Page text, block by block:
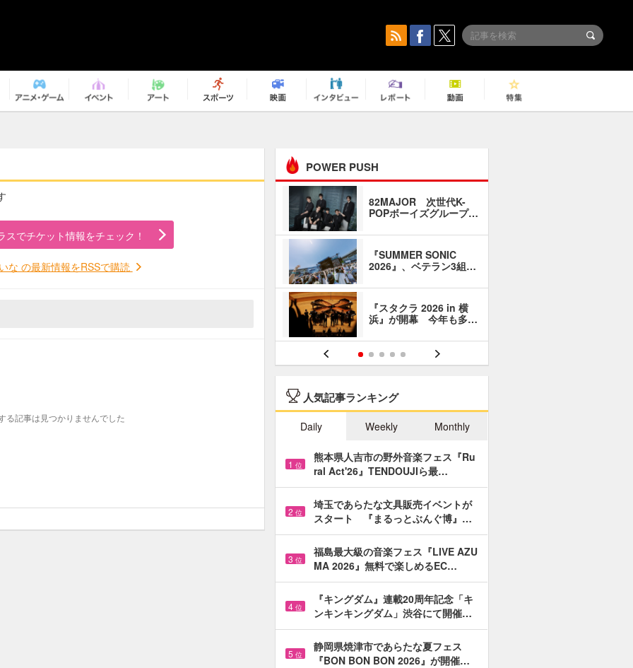
スでチケット情報をチェック！
な の最新情報をRSSで購読
る記事は見つかりませんでした
POWER PUSH
82MAJOR 次世代K-
POPボーイズグループ…
『SUMMER SONIC
2026』、ベテラン3組…
『スタクラ 2026 in 横
浜』が開幕 今年も多…
人気記事ランキング
Daily Weekly Monthly
1 位
熊本県人吉市の野外音楽フェス『Ru
ral Act'26』TENDOUJIら最…
2 位
埼玉であらたな文具販売イベントが
スタート 『まるっとぶんぐ博』…
3 位
福島最大級の音楽フェス『LIVE AZU
MA 2026』無料で楽しめるEC…
4 位
『キングダム』連載20周年記念「キ
ンキンキングダム」渋谷にて開催…
5 位
静岡県焼津市であらたな夏フェス
『BON BON BON 2026』が開催…